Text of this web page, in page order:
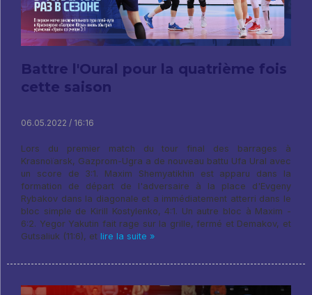
Battre l'Oural pour la quatrième fois
cette saison
06.05.2022 / 16:16
Lors du premier match du tour final des barrages à
Krasnoïarsk, Gazprom-Ugra a de nouveau battu Ufa Ural avec
un score de 3:1. Maxim Shemyatikhin est apparu dans la
formation de départ de l'adversaire à la place d'Evgeny
Rybakov dans la diagonale et a immédiatement atterri dans le
bloc simple de Kirill Kostylenko, 4:1. Un autre bloc à Maxim -
6:2. Yegor Yakutin fait rage sur la grille, fermé et Demakov, et
Gutsaliuk (11:6), et lire la suite »